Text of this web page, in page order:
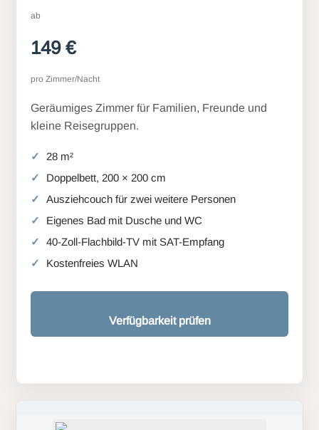
ab
149 €
pro Zimmer/Nacht
Geräumiges Zimmer für Familien, Freunde und
kleine Reisegruppen.
28 m²
Doppelbett, 200 × 200 cm
Ausziehcouch für zwei weitere Personen
Eigenes Bad mit Dusche und WC
40-Zoll-Flachbild-TV mit SAT-Empfang
Kostenfreies WLAN
Verfügbarkeit prüfen